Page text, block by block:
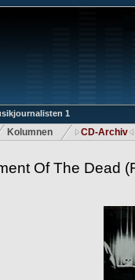
1
Kolumnen CD-Archiv
Of The Dead